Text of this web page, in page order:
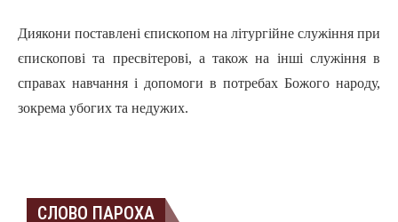
Диякони поставлені єпископом на літургійне служіння при
єпископові та пресвітерові, а також на інші служіння в
справах навчання і допомоги в потребах Божого народу,
зокрема убогих та недужих.
СЛОВО ПАРОХА